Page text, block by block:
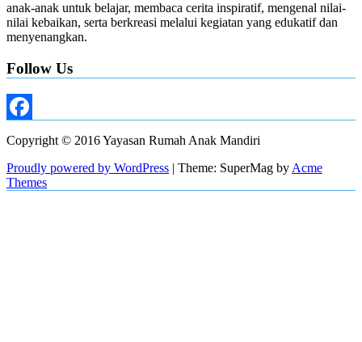
anak-anak untuk belajar, membaca cerita inspiratif, mengenal nilai-
nilai kebaikan, serta berkreasi melalui kegiatan yang edukatif dan
menyenangkan.
Follow Us
Copyright © 2016 Yayasan Rumah Anak Mandiri
Proudly powered by WordPress | Theme: SuperMag by Acme
Themes